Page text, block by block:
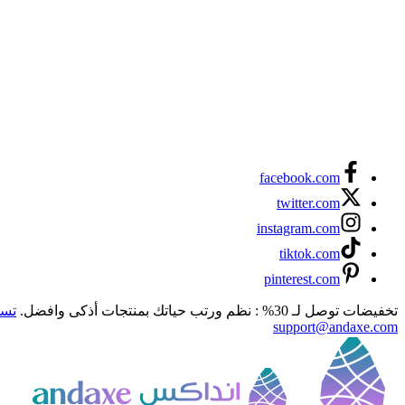
facebook.com
twitter.com
instagram.com
tiktok.com
pinterest.com
تخفيضات توصل لـ 30% : نظم ورتب حياتك بمنتجات أذكى وافضل.
support@andaxe.com